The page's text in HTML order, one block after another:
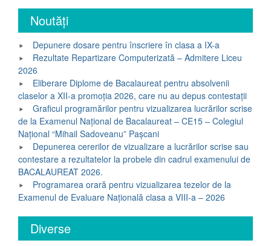
Noutăți
Depunere dosare pentru înscriere în clasa a IX-a
Rezultate Repartizare Computerizată – Admitere Liceu
2026
Eliberare Diplome de Bacalaureat pentru absolvenii
claselor a XII-a promoția 2026, care nu au depus contestații
Graficul programărilor pentru vizualizarea lucrărilor scrise
de la Examenul Național de Bacalaureat – CE15 – Colegiul
Național “Mihail Sadoveanu” Pașcani
Depunerea cererilor de vizualizare a lucrărilor scrise sau
contestare a rezultatelor la probele din cadrul examenului de
BACALAUREAT 2026.
Programarea orară pentru vizualizarea tezelor de la
Examenul de Evaluare Națională clasa a VIII-a – 2026
Diverse